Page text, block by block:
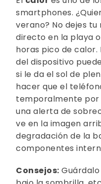
smartphones.
verano? No dejes
directo en la playa
horas pico de
del dispositivo
si le da el sol de
hacer que el
temporalmente por
una alerta de
ve en la imagen
degradación de la
componentes
Consejos: